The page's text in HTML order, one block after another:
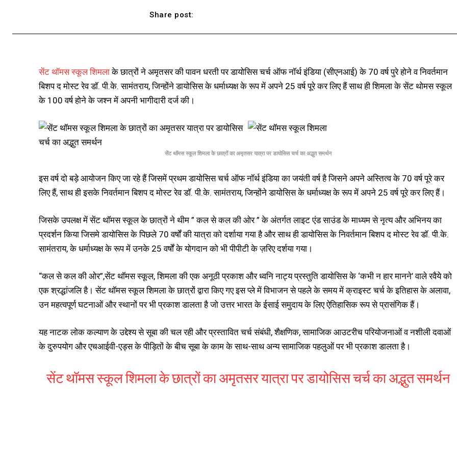
Share post:
सेंट थॉमस स्कूल शिमलाके छात्रों ने अमृतसर की पावन धरती पर डायोसिस चर्च ऑफ नॉर्थ इंडिया (सीएनआई) के 70 वर्ष पुरे होने व निवर्तमान
बिशप द मोस्ट रेव डॉ. पी.के. सामंतराय, जिन्होंने डायोसिस के धर्माध्यक्ष के रूप में अपने 25 वर्ष पूरे कर लिए हैं साथ ही शिमला के सेंट थोमस स्कूल
के 100 वर्ष होने के जश्न में अपनी भागीदारी दर्ज की।
सेंट थॉमस स्कूल शिमला के छात्रों का अमृतसर यात्रा पर डायोसिस चर्च का अद्भुत समर्थन
इस वर्ष दो बड़े आयोजन किए जा रहे हैं जिसमें प्रथम डायोसिस चर्च ऑफ नॉर्थ इंडिया का जयंती वर्ष है जिसने अपने अस्तित्व के 70 वर्ष पूरे कर
लिए हैं, साथ ही इसके निवर्तमान बिशप द मोस्ट रेव डॉ. पी.के. सामंतराय, जिन्होंने डायोसिस के धर्माध्यक्ष के रूप में अपने 25 वर्ष पूरे कर लिए हैं।
जिसके उपलक्ष में सेंट थॉमस स्कूल के छात्रों ने थीम ” कल से कल की ओर ” के अंतर्गत लाइट एंड साउंड के माध्यम से नृत्य और अभिनय का
प्रदर्शन किया जिसमे डायोसिस के पिछले 70 वर्षों की यात्रा को दर्शाया गया है और साथ ही डायोसिस के निवर्तमान बिशप द मोस्ट रेव डॉ. पी.के.
सामंतराय, के धर्माध्यक्ष के रूप में उनके 25 वर्षों के योगदान को भी पीपीटी के ज़रिए दर्शया गया।
“कल से कल की ओर”,सेंट थॉमस स्कूल, शिमला की एक अनूठी प्रकाश और ध्वनि नाट्य प्रस्तुति डायोसिस के ‘कभी न हार मानने’ वाले रवैये को
एक श्रद्धांजलि है। सेंट थॉमस स्कूल शिमला के छात्रों द्वारा किए गए इस प्ले में विभाजन से पहले के समय में क्राइस्ट चर्च के इतिहास के अलावा,
उन महत्वपूर्ण घटनाओं और स्थानों पर भी प्रकाश डालता है जो उत्तर भारत के ईसाई समुदाय के लिए ऐतिहासिक रूप से प्रासंगिक हैं।
यह नाटक लोक कल्याण के उद्देश्य से सूबा की चल रही और प्रस्तावित चर्च संबंधी, शैक्षणिक, सामाजिक आउटरीच परियोजनाओं व नशीली दवाओं
के दुरुपयोग और एचआईवी-एड्स के पीड़ितों के बीच सूबा के काम के साथ-साथ अन्य सामाजिक पहलुओं पर भी प्रकाश डालता है।
सेंट थॉमस स्कूल शिमला के छात्रों का अमृतसर यात्रा पर डायोसिस चर्च का अद्भुत समर्थन